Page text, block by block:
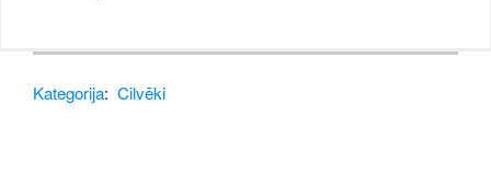
Kategorija: Cilvēki